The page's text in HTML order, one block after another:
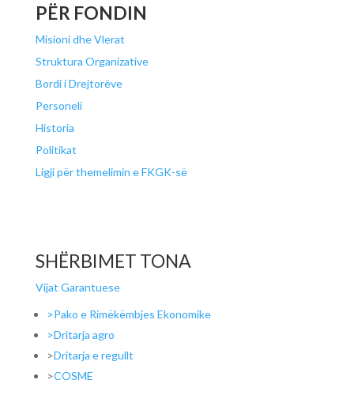
PËR FONDIN
Misioni dhe Vlerat
Struktura Organizative
Bordi i Drejtorëve
Personeli
Historia
Politikat
Ligji për themelimin e FKGK-së
SHËRBIMET TONA
Vijat Garantuese
>Pako e Rimëkëmbjes Ekonomike
>Dritarja agro
>Dritarja e regullt
>COSME